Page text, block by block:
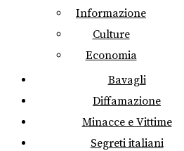
Informazione
Culture
Economia
Bavagli
Diffamazione
Minacce e Vittime
Segreti italiani